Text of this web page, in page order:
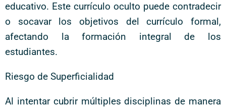
educativo. Este currículo oculto puede contradecir
o socavar los objetivos del currículo formal,
afectando la formación integral de los
estudiantes.
Riesgo de Superficialidad
Al intentar cubrir múltiples disciplinas de manera